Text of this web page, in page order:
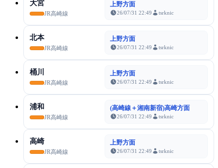
大宮
JR高崎線
上野方面
26/07/31 22:49 tsrknic
北本
JR高崎線
上野方面
26/07/31 22:49 tsrknic
桶川
JR高崎線
上野方面
26/07/31 22:49 tsrknic
浦和
JR高崎線
(高崎線＋湘南新宿)高崎方面
26/07/31 22:49 tsrknic
高崎
JR高崎線
上野方面
26/07/31 22:49 tsrknic